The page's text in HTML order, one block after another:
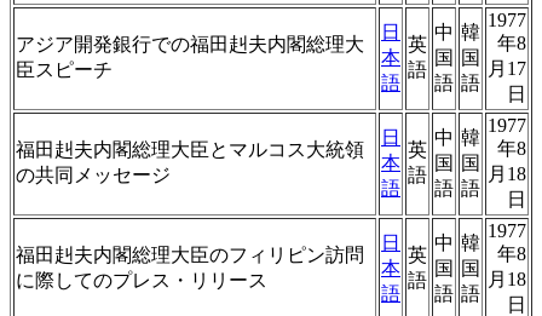
アジア開発銀行での福田赳夫内閣総理大
臣スピーチ
日
本
語
英
語
中
国
語
韓
国
語
1977
年8
月17
日
福田赳夫内閣総理大臣とマルコス大統領
の共同メッセージ
日
本
語
英
語
中
国
語
韓
国
語
1977
年8
月18
日
福田赳夫内閣総理大臣のフィリピン訪問
に際してのプレス・リリース
日
本
語
英
語
中
国
語
韓
国
語
1977
年8
月18
日